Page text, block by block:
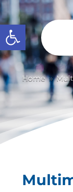
Abrir barra de
Home 9